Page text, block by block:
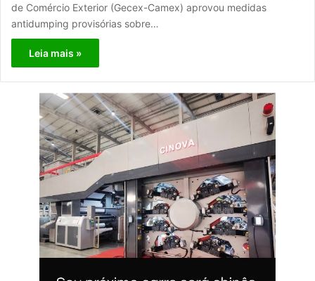
de Comércio Exterior (Gecex-Camex) aprovou medidas
antidumping provisórias sobre…
Leia mais »